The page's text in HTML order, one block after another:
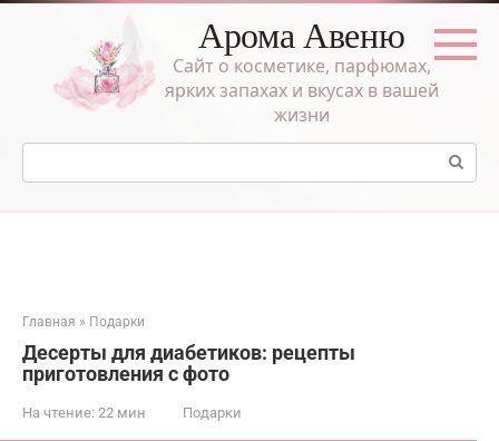
Перейти
Арома Авеню
Сайт о косметике, парфюмах,
ярких запахах и вкусах в вашей
жизни
Поиск:
Главная » Подарки
Десерты для диабетиков: рецепты
приготовления с фото
На чтение: 22 мин Подарки